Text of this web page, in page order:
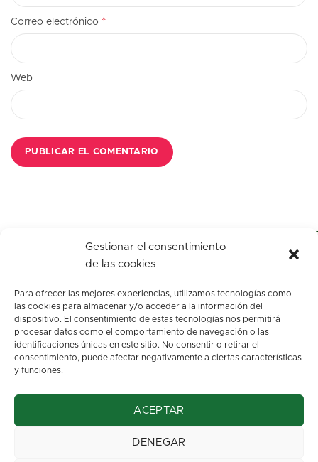
Gestionar el consentimiento
de las cookies
Para ofrecer las mejores experiencias, utilizamos tecnologías como
las cookies para almacenar y/o acceder a la información del
dispositivo. El consentimiento de estas tecnologías nos permitirá
procesar datos como el comportamiento de navegación o las
identificaciones únicas en este sitio. No consentir o retirar el
consentimiento, puede afectar negativamente a ciertas características
y funciones.
ACEPTAR
DENEGAR
Correo electrónico *
Web
c/ Los arenales, s/n.
Oviedo. Asturias
info@floresbegona.es
Teléfono: 985 22 45 63